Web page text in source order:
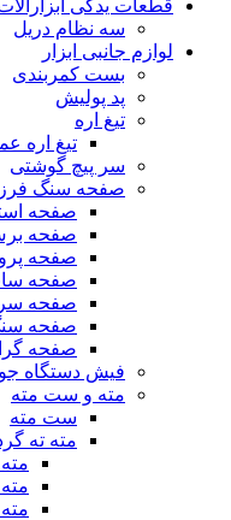
قطعات یدکی
سه نظام دریل
لوازم جانبی ابزار
بست کمربندی
پد پولیش
تیغ اره
تیغ اره
سر پیچ گوشتی
صفحه سنگ فرز
صفحه
صفحه
صفحه
صفحه
صفحه
صفحه
صفحه
فیش دستگاه
مته و ست مته
ست مته
مته ته